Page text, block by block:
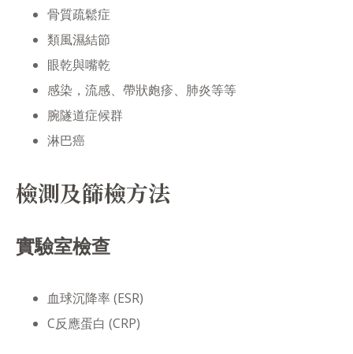
骨質疏鬆症
類風濕結節
眼乾與嘴乾
感染，流感、帶狀皰疹、肺炎等等
腕隧道症候群
淋巴癌
檢測及篩檢方法
實驗室檢查
血球沉降率 (ESR)
C反應蛋白 (CRP)